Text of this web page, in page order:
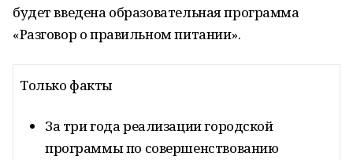
будет введена образовательная программа
«Разговор о правильном питании».
Только факты
За три года реализации городской
программы по совершенствованию